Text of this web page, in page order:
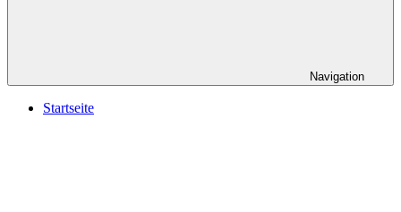
Navigation
Startseite